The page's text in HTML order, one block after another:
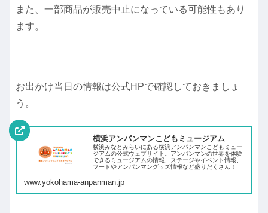
また、一部商品が販売中止になっている可能性もあり
ます。
お出かけ当日の情報は公式HPで確認しておきましょ
う。
横浜アンパンマンこどもミュージアム
横浜みなとみらいにある横浜アンパンマンこどもミュー
ジアムの公式ウェブサイト。アンパンマンの世界を体験
できるミュージアムの情報、ステージやイベント情報、
フードやアンパンマングッズ情報など盛りだくさん！
www.yokohama-anpanman.jp